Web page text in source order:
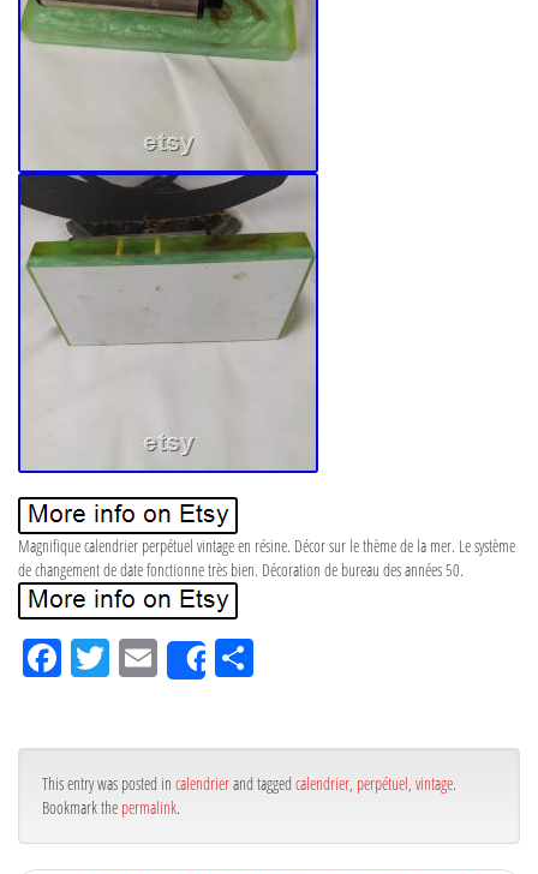
Magnifique calendrier perpétuel vintage en résine. Décor sur le thème de la mer. Le système
de changement de date fonctionne très bien. Décoration de bureau des années 50.
Fa
ce
ok
Tw
itt
Em
ail
Share
r
This entry was posted in calendrierand tagged calendrier perpétuel vintage.
Bookmark the permalink.